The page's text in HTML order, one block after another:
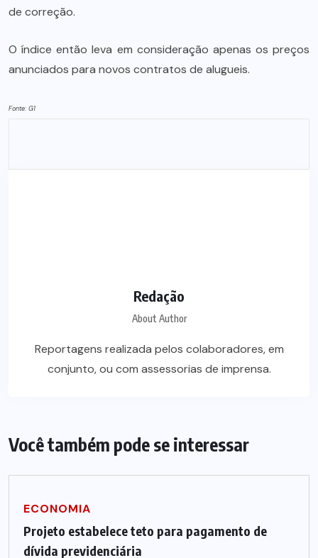
de correção.
O índice então leva em consideração apenas os preços
anunciados para novos contratos de alugueis.
Fonte: G1
Redação
About Author
Reportagens realizada pelos colaboradores, em
conjunto, ou com assessorias de imprensa.
Você também pode se interessar
ECONOMIA
Projeto estabelece teto para pagamento de
dívida previdenciária